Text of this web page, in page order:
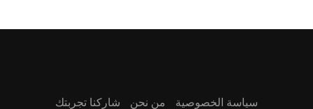
سياسة الخصوصية من نحن شاركنا تجربتك